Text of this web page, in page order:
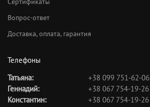
Вопрос-ответ
Доставка, оплата, гарантия
Телефоны
Татьяна:
+38 099 751-62-06
Геннадий:
+38 067 754-19-26
Константин:
+38 067 754-19-26